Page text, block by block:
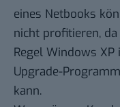
eines Netbooks
nicht profitieren,
Regel Windows
Upgrade-
kann.